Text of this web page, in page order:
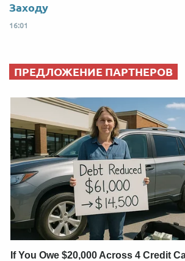
Заходу
16:01
ПРЕДЛОЖЕНИЕ ПАРТНЕРОВ
If You Owe $20,000 Across 4 Credit